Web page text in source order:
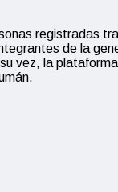
registradas
de la
vez, la